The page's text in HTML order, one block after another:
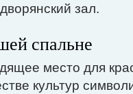
зал.
спальне
место для
культур